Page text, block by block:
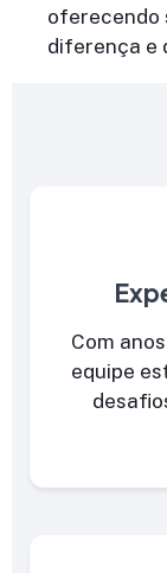
Com
equipe
oferecendo
diferença e